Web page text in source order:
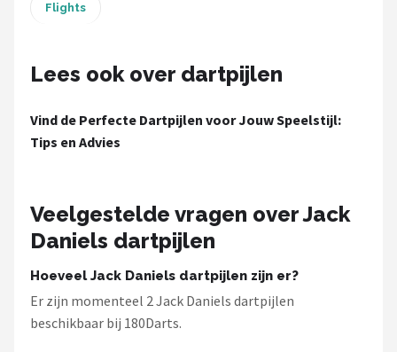
Flights
Lees ook over dartpijlen
Vind de Perfecte Dartpijlen voor Jouw Speelstijl:
Tips en Advies
Veelgestelde vragen over Jack
Daniels dartpijlen
Hoeveel Jack Daniels dartpijlen zijn er?
Er zijn momenteel 2 Jack Daniels dartpijlen
beschikbaar bij 180Darts.